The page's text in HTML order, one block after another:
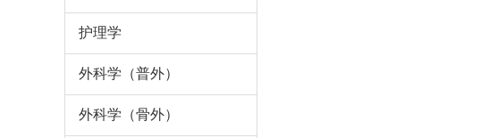
护理学
外科学（普外）
外科学（骨外）